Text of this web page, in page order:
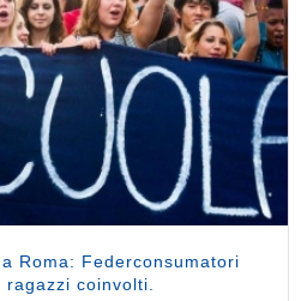
Roma: Federconsumatori
coinvolti.